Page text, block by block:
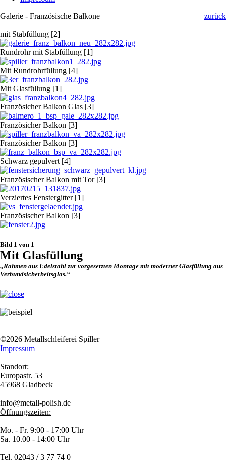
Galerie - Französische Balkone
zurück
mit Stabfüllung [2]
Rundrohr mit Stabfüllung [1]
Mit Rundrohrfüllung [4]
Mit Glasfüllung [1]
Französicher Balkon Glas [3]
Französicher Balkon [3]
Französicher Balkon [3]
Schwarz gepulvert [4]
Französischer Balkon mit Tor [3]
Verziertes Fenstergitter [1]
Französischer Balkon [3]
Bild 1 von 1
Mit Glasfüllung
„Rahmen aus Edelstahl zur vorgesetzten Montage mit moderner Glasfüllung aus
Verbundsicherheitsglas.“
©2026 Metallschleiferei Spiller
Impressum
Standort:
Europastr. 53
45968 Gladbeck
info@metall-polish.de
Öffnungszeiten:
Mo. - Fr. 9:00 - 17:00 Uhr
Sa. 10.00 - 14:00 Uhr
Tel. 02043 / 3 77 74 0